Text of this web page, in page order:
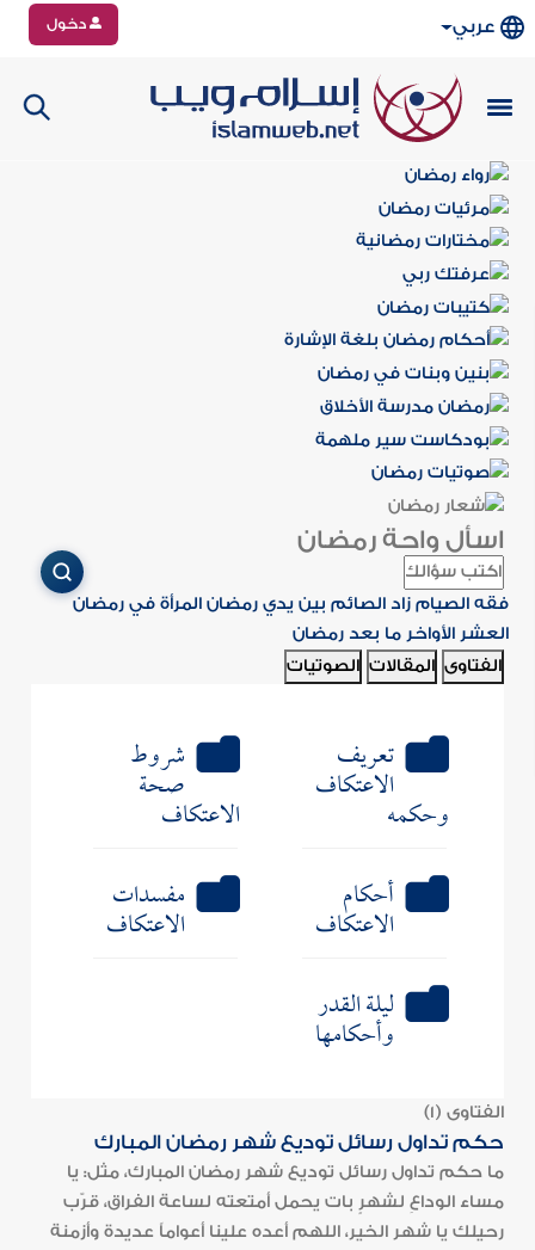
عربي دخول
اسأل واحة رمضان
فقه الصيام زاد الصائم بين يدي رمضان المرأة في رمضان
العشر الأواخر ما بعد رمضان
الفتاوى المقالات الصوتيات
تعريف
الاعتكاف
وحكمه
شروط
صحة
الاعتكاف
أحكام
الاعتكاف
مفسدات
الاعتكاف
ليلة القدر
وأحكامها
الفتاوى (1)
حكم تداول رسائل توديع شهر رمضان المبارك
ما حكم تداول رسائل توديع شهر رمضان المبارك، مثل: يا
مساء الوداعِ لشهرٍ بات يحمل أمتعته لساعة الفراق، قرّب
رحيلك يا شهر الخير، اللهم أعده علينا أعواماً عديدة وأزمنة